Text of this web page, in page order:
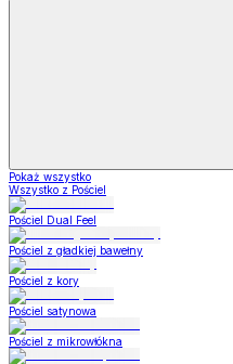
Pokaż wszystko
Wszystko z Pościel
Pościel Dual Feel
Pościel z gładkiej bawełny
Pościel z kory
Pościel satynowa
Pościel z mikrowłókna